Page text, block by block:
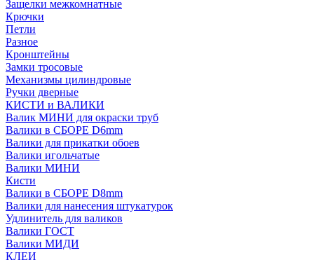
Защелки межкомнатные
Крючки
Петли
Разное
Кронштейны
Замки тросовые
Механизмы цилиндровые
Ручки дверные
КИСТИ и ВАЛИКИ
Валик МИНИ для окраски труб
Валики в СБОРЕ D6mm
Валики для прикатки обоев
Валики игольчатые
Валики МИНИ
Кисти
Валики в СБОРЕ D8mm
Валики для нанесения штукатурок
Удлинитель для валиков
Валики ГОСТ
Валики МИДИ
КЛЕИ